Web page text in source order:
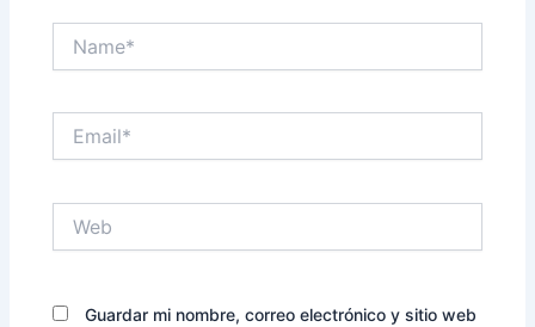
Guardar mi nombre, correo electrónico y sitio web